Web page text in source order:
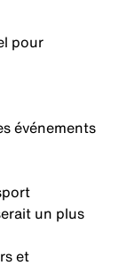
pour
événements
un plus
et